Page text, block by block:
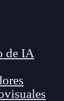
de IA